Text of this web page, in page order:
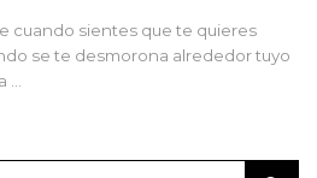
cuando sientes que te quieres
se te desmorona alrededor tuyo